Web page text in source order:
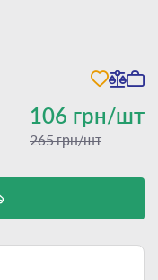
106 грн/шт
265 грн/шт